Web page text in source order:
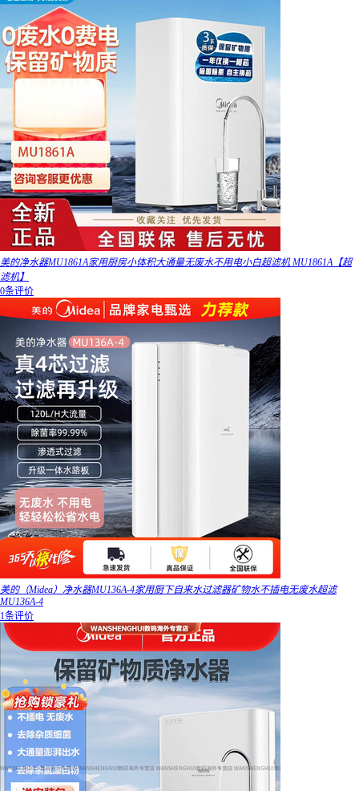
美的净水器MU1861A家用厨房小体积大通量无废水不用电小白超滤机 MU1861A【超
滤机】
0条评价
美的（Midea）净水器MU136A-4家用厨下自来水过滤器矿物水不插电无废水超滤
MU136A-4
1条评价